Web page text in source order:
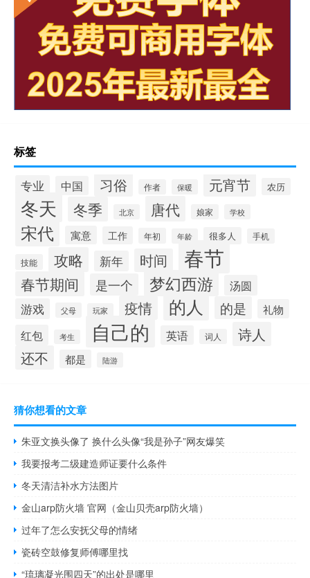
标签
专业 中国 习俗 作者 保暖 元宵节 农历
冬天 冬季 北京 唐代 娘家 学校
宋代 寓意 工作 年初 年龄 很多人 手机
技能 攻略 新年 时间 春节
春节期间 是一个 梦幻西游
汤圆
游戏
父母 玩家 疫情 的人 的是 礼物
红包 考生 自己的 英语 词人
诗人
还不
都是 陆游
猜你想看的文章
朱亚文换头像了 换什么头像“我是孙子”网友爆笑
我要报考二级建造师证要什么条件
冬天清洁补水方法图片
金山arp防火墙 官网（金山贝壳arp防火墙）
过年了怎么安抚父母的情绪
瓷砖空鼓修复师傅哪里找
“琉璃凝光围四天”的出处是哪里